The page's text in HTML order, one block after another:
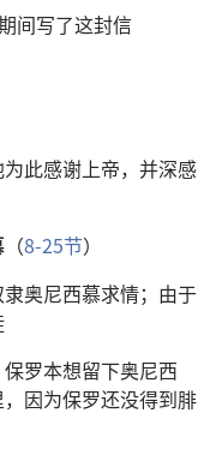
间写了这封信
此感谢上帝，并深感
（8-25节）
奥尼西慕求情；由于
罗本想留下奥尼西
因为保罗还没得到腓